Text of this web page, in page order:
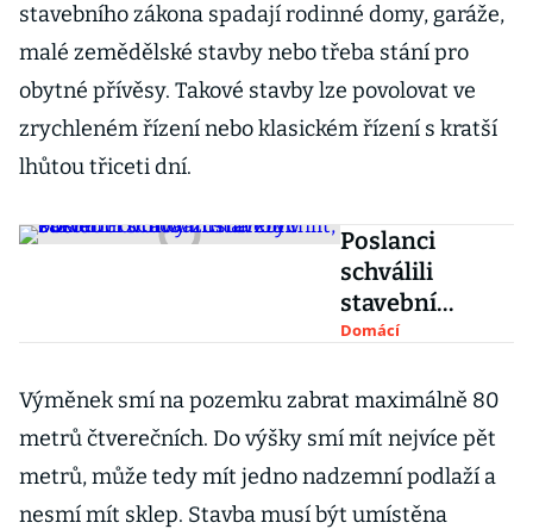
stavebního zákona spadají rodinné domy, garáže,
malé zemědělské stavby nebo třeba stání pro
obytné přívěsy. Takové stavby lze povolovat ve
zrychleném řízení nebo klasickém řízení s kratší
lhůtou třiceti dní.
Poslanci
schválili
stavební
zákon.
zrychlit,
stavební úřady
zůstanou v
obcích
Domácí
Výměnek smí na pozemku zabrat maximálně 80
metrů čtverečních. Do výšky smí mít nejvíce pět
metrů, může tedy mít jedno nadzemní podlaží a
nesmí mít sklep. Stavba musí být umístěna